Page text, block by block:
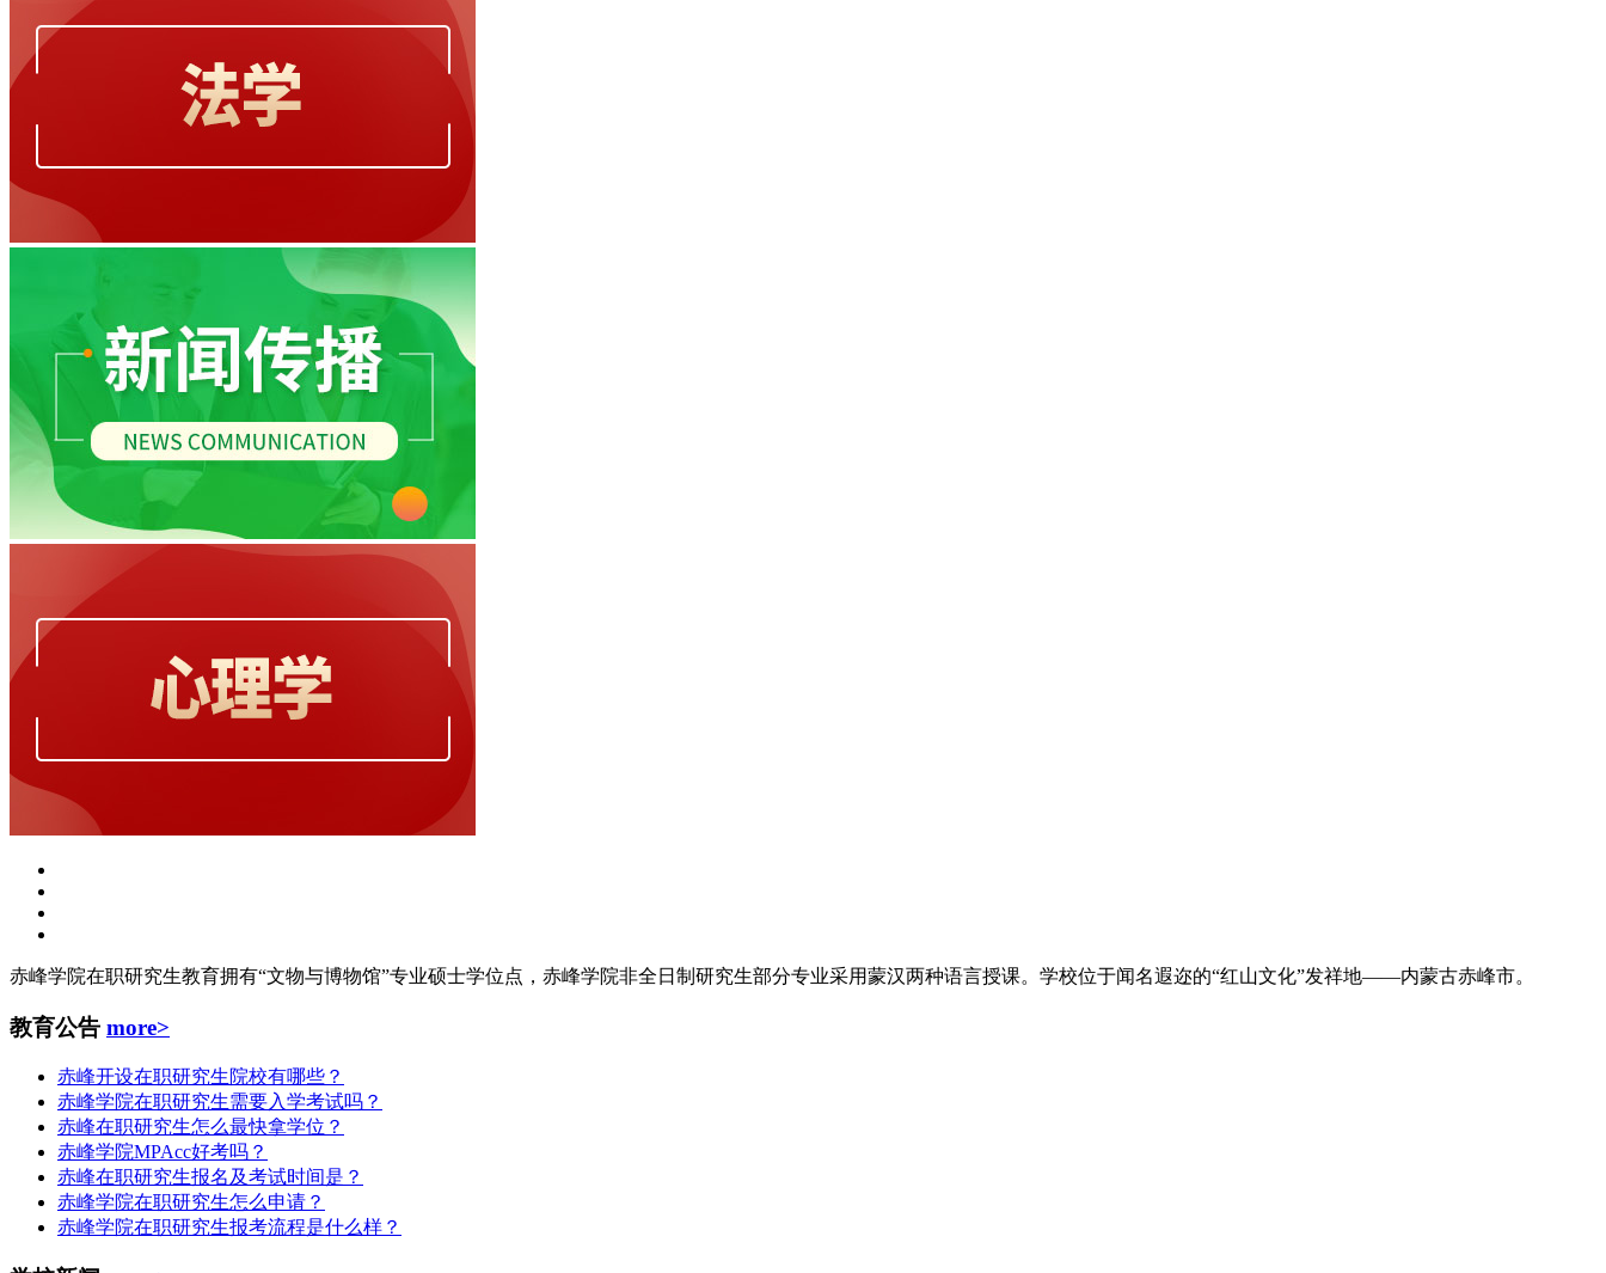
赤峰学院在职研究生教育拥有“文物与博物馆”专业硕士学位点，赤峰学院非全日制研究生部分专业采用蒙汉两种语言授课。学校位于闻名遐迩的“红山文化”发祥地——内蒙古赤峰市。
教育公告 more>
赤峰开设在职研究生院校有哪些？
赤峰学院在职研究生需要入学考试吗？
赤峰在职研究生怎么最快拿学位？
赤峰学院MPAcc好考吗？
赤峰在职研究生报名及考试时间是？
赤峰学院在职研究生怎么申请？
赤峰学院在职研究生报考流程是什么样？